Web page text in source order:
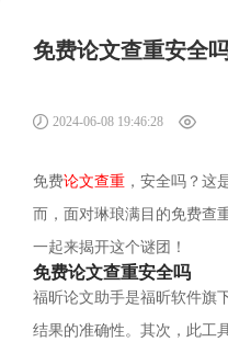
免费论文查重安全
2024-06-08 19:46:28
免费论文查重 ，安全吗？这
而，面对琳琅满目的免费查
一起来揭开这个谜团！
免费论文查重安全吗
福昕论文助手是福昕软件旗
结果的准确性。其次，此工